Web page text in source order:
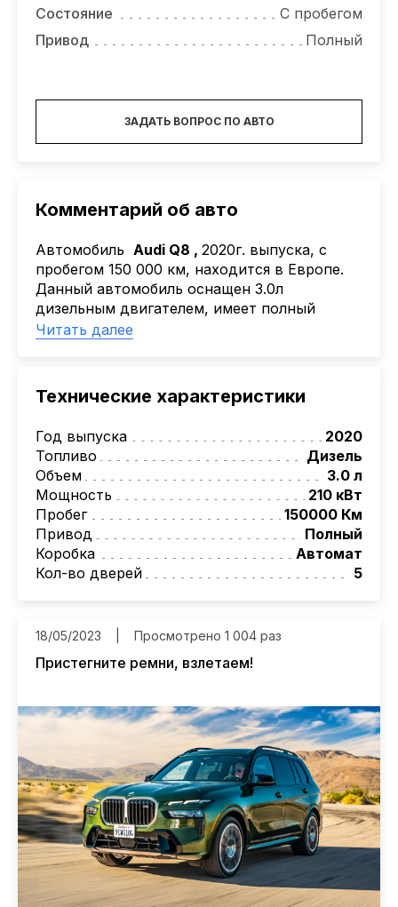
Комментарий об авто
Автомобиль Audi Q8 , 2020г. выпуска, с
пробегом 150 000 км, находится в Европе.
Данный автомобиль оснащен 3.0л
дизельным двигателем, имеет полный
привод.
обратиться к ответственному менеджеру.
Наша компания AutoCapitalпомогает
Европы, Китая, Кореи, ОАЭ.
Мы оказываем полный спектр услуг: поиск
авто, подбор авто согласно заявке,
проверка автомобиля, полное
документальное сопровождение, помощь
при растаможке. Экономьте свое время и
деньги!
Условия и подробности можно узнать по
профессионалам!
Читать далее
Технические характеристики
Год выпуска
2020
Топливо
Дизель
Объем
3.0 л
Мощность
210 кВт
Пробег
150000 Км
Привод
Полный
Коробка
Автомат
Кол-во дверей
5
18/05/2023 Просмотрено 1 004 раз
Пристегните ремни, взлетаем!
Состояние
С пробегом
Привод
Полный
ЗАДАТЬ ВОПРОС ПО АВТО